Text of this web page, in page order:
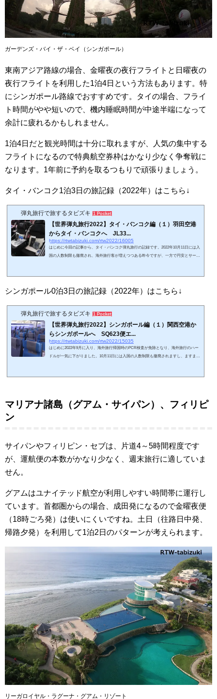
ガーデンズ・バイ・ザ・ベイ（シンガポール）
東南アジア路線の場合、金曜夜の夜行フライトと日曜夜の
夜行フライトを利用した1泊4日という方法もあります。特
にシンガポール路線でおすすめです。タイの場合、フライ
ト時間がやや短いので、機内睡眠時間が中途半端になって
余計に疲れるかもしれません。
1泊4日だと観光時間は十分に取れますが、人気の集中する
フライトになるので特典航空券枠はかなり少なく争奪戦に
なります。1年前に予約を取るつもりで頑張りましょう。
タイ・バンコク1泊3日の旅記録（2022年）はこちら↓
弾丸旅行で旅するタビズキ 1 Pocket
【世界弾丸旅行2022】タイ・バンコク編（１）羽田空港
からタイ・バンコクへ JL33...
https://rtwtabizuki.com/rtw2022/16005
はじめに今回の記事から、タイ・バンコク弾丸旅行の記録です。2022年10月11日には入
国の人数制限も撤廃され、海外旅行客が増えつつある昨今ですが、一方で円安とサーチ
ム、タイなどを検討し、今回はタイ・バンコクを訪問することにしました。以前にも報
シンガポール0泊3日の旅記録（2022年）はこちら↓
弾丸旅行で旅するタビズキ 1 Pocket
【世界弾丸旅行2022】シンガポール編（１）関西空港か
らシンガポールへ SQ623便エ...
https://rtwtabizuki.com/rtw2022/15035
はじめに2022年9月に入り、海外旅行帰国時のPCR検査が免除となり、海外旅行のハー
ドルが一気に下がりました。10月11日には入国の人数制限も撤廃されますし、ますます
マリアナ諸島（グアム・サイパン）、フィリピ
ン
サイパンやフィリピン・セブは、片道4～5時間程度です
が、運航便の本数がかなり少なく、週末旅行に適していま
せん。
グアムはユナイテッド航空が利用しやすい時間帯に運行し
ています。首都圏からの場合、成田発になるので金曜夜便
（18時ごろ発）は使いにくいですね。土日（往路日中発、
帰路夕発）を利用して1泊2日のパターンが考えられます。
リーガロイヤル・ラグーナ・グアム・リゾート